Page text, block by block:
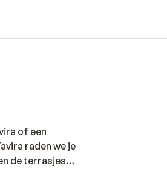
of een
raden we je
de terrasjes
de kerk, het